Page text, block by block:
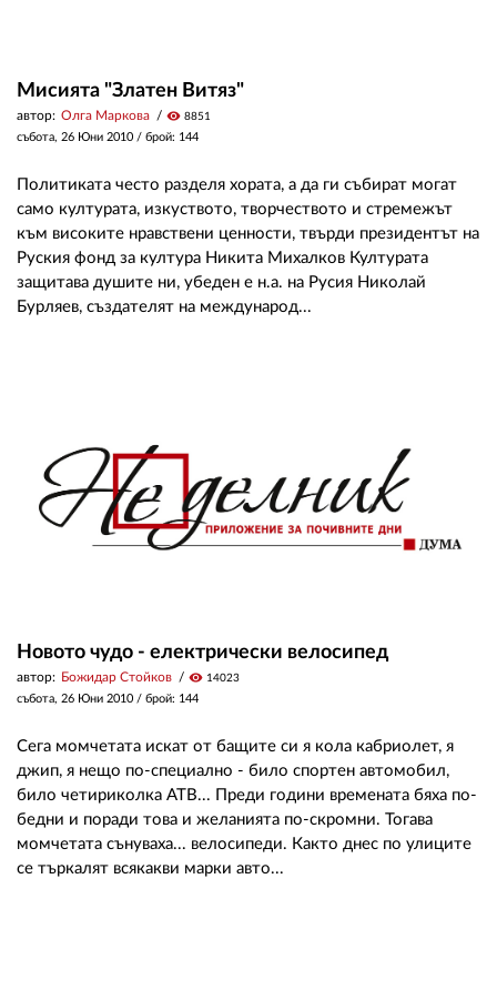
Мисията "Златен Витяз"
автор: Олга Маркова visibility 8851
събота, 26 Юни 2010 / брой: 144
Политиката често разделя хората, а да ги събират могат
само културата, изкуството, творчеството и стремежът
към високите нравствени ценности, твърди президентът на
Руския фонд за култура Никита Михалков Културата
защитава душите ни, убеден е н.а. на Русия Николай
Бурляев, създателят на международ...
Новото чудо - електрически велосипед
автор: Божидар Стойков visibility 14023
събота, 26 Юни 2010 / брой: 144
Сега момчетата искат от бащите си я кола кабриолет, я
джип, я нещо по-специално - било спортен автомобил,
било четириколка АТВ... Преди години времената бяха по-
бедни и поради това и желанията по-скромни. Тогава
момчетата сънуваха... велосипеди. Както днес по улиците
се търкалят всякакви марки авто...